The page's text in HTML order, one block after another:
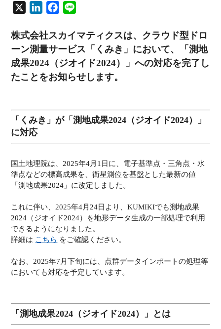
X
n
k
e
d
I
c
e
b
o
o
n
e
株式会社スカイマティクスは、クラウド型ドロ
ーン測量サービス「くみき」において、「測地
成果2024（ジオイド2024）」への対応を完了し
たことをお知らせします。
「くみき」が「測地成果2024（ジオイド2024）」
に対応
国土地理院は、2025年4月1日に、電子基準点・三角点・水
準点などの標高成果を、衛星測位を基盤とした最新の値
「測地成果2024」に改定しました。
これに伴い、2025年4月24日より、KUMIKIでも測地成果
2024（ジオイド2024）を地形データ生成の一部処理で利用
できるようになりました。
詳細は こちら をご確認ください。
なお、2025年7月下旬には、点群データインポートの処理等
においても対応を予定しています。
「測地成果2024（ジオイド2024）」とは